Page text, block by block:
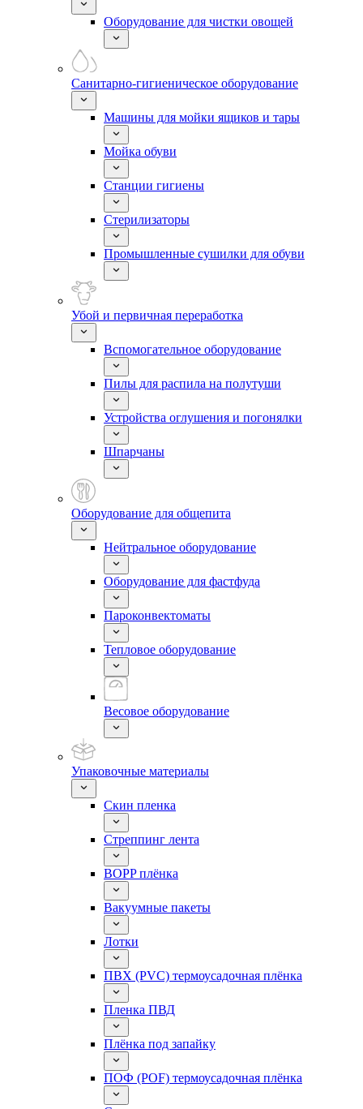
Оборудование для чистки овощей
Санитарно-гигиеническое оборудование
Машины для мойки ящиков и тары
Мойка обуви
Станции гигиены
Стерилизаторы
Промышленные сушилки для обуви
Убой и первичная переработка
Вспомогательное оборудование
Пилы для распила на полутуши
Устройства оглушения и погонялки
Шпарчаны
Оборудование для общепита
Нейтральное оборудование
Оборудование для фастфуда
Пароконвектоматы
Тепловое оборудование
Весовое оборудование
Упаковочные материалы
Скин пленка
Стреппинг лента
BOPP плёнка
Вакуумные пакеты
Лотки
ПВХ (PVC) термоусадочная плёнка
Пленка ПВД
Плёнка под запайку
ПОФ (POF) термоусадочная плёнка